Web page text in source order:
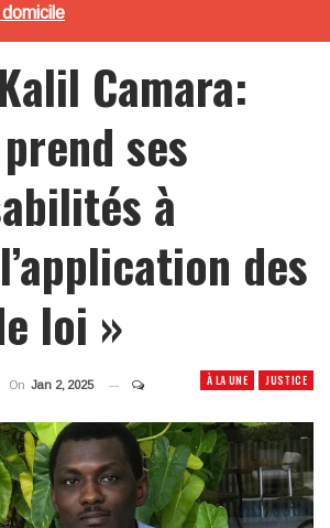
Camara:
ses
à
des
loi »
À LA UNE JUSTICE
On Jan 2, 2025